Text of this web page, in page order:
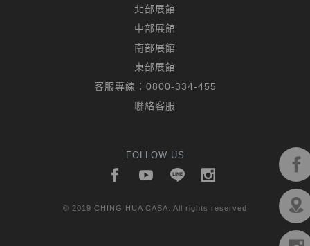
北部展館
中部展館
南部展館
東部展館
客服專線： 0800-334-455
聯絡客服
FOLLOW US
© 2019 CHING HUA CASA. All rights reserved